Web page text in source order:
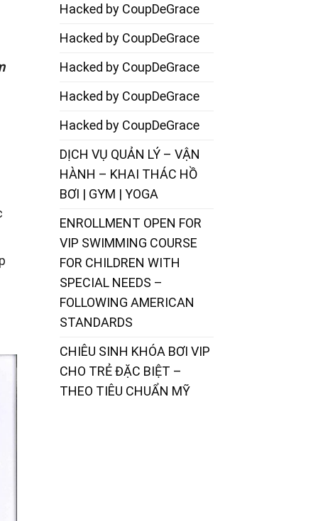
Hacked by CoupDeGrace
Hacked by CoupDeGrace
Hacked by CoupDeGrace
Hacked by CoupDeGrace
Hacked by CoupDeGrace
DỊCH VỤ QUẢN LÝ – VẬN
HÀNH – KHAI THÁC HỒ
BƠI | GYM | YOGA
ENROLLMENT OPEN FOR
VIP SWIMMING COURSE
FOR CHILDREN WITH
SPECIAL NEEDS –
FOLLOWING AMERICAN
STANDARDS
CHIÊU SINH KHÓA BƠI VIP
CHO TRẺ ĐẶC BIỆT –
THEO TIÊU CHUẨN MỸ